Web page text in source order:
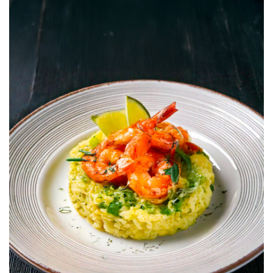
• 200 g di farina 00
• 1 cucchiaio di olio extravergine d`oliva
• Sale
Per il ripieno:
• 100 g di olive Taggiasche
• 100 g di ricotta
• 30 g di parmigiano
• Scorza di limone
• Sale e pepe
Per la crema di olive:
• 80 g di olive Taggiasche
• 40 ml di olio d`oliva
• Succo di limone